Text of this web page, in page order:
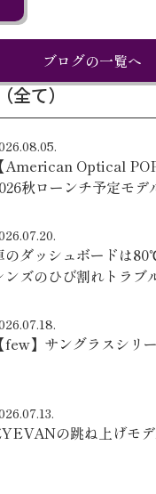
ブログの一覧へ
て）
【American Optical
秋ローンチ予定モデ
のダッシュボードは
ンズのひび割れトラブ
【few】サングラスシ
の跳ね上げモ